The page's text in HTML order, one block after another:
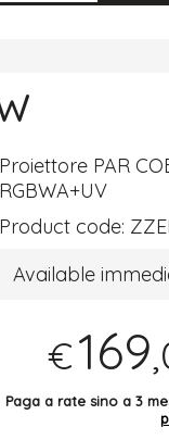
Proiettore PAR
RGBWA+UV
Product code:
Available
€169
Paga a rate sino a 3